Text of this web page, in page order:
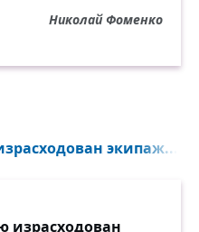
Николай Фоменко
экипаж...
израсходован